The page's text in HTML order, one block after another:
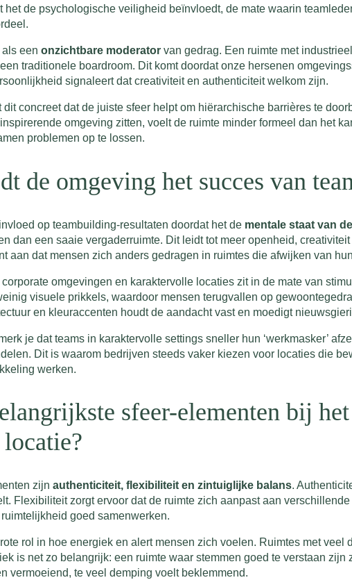
het de psychologische veiligheid beïnvloedt, de mate waarin
een onzichtbare moderator van gedrag. Een ruimte met
traditionele boardroom. Dit komt doordat onze hersenen
signaleert dat creativiteit en authenticiteit welkom zijn.
concreet dat de juiste sfeer helpt om hiërarchische barrières te
omgeving zitten, voelt de ruimte minder formeel dan het
problemen op te lossen.
de omgeving het succes van
op teambuilding-resultaten doordat het de mentale staat van
dan een saaie vergaderruimte. Dit leidt tot meer openheid,
aan dat mensen zich anders gedragen in ruimtes die afwijken van
omgevingen en karaktervolle locaties zit in de mate van
visuele prikkels, waardoor mensen terugvallen op
en kleuraccenten houdt de aandacht vast en moedigt
je dat teams in karaktervolle settings sneller hun ‘werkmasker’
Dit is waarom bedrijven steeds vaker kiezen voor locaties die
werken.
sfeer-elementen bij
zijn authenticiteit, flexibiliteit en zintuiglijke balans.
Flexibiliteit zorgt ervoor dat de ruimte zich aanpast aan
goed samenwerken.
rol in hoe energiek en alert mensen zich voelen. Ruimtes met
is net zo belangrijk: een ruimte waar stemmen goed te verstaan
vermoeiend, te veel demping voelt beklemmend.